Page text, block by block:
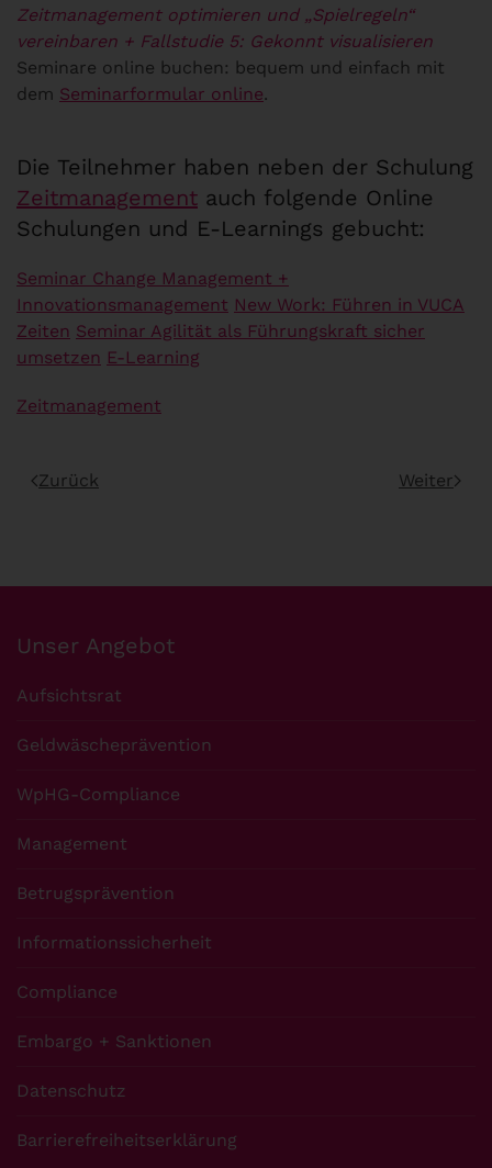
Zeitmanagement optimieren und „Spielregeln“
vereinbaren + Fallstudie 5: Gekonnt visualisieren
Seminare online buchen: bequem und einfach mit
dem Seminarformular online.
Die Teilnehmer haben neben der Schulung
Zeitmanagement auch folgende Online
Schulungen und E-Learnings gebucht:
Seminar Change Management +
Innovationsmanagement New Work: Führen in VUCA
Zeiten Seminar Agilität als Führungskraft sicher
umsetzen E-Learning
Zeitmanagement
Zurück Weiter
Unser Angebot
Aufsichtsrat
Geldwäscheprävention
WpHG-Compliance
Management
Betrugsprävention
Informationssicherheit
Compliance
Embargo + Sanktionen
Datenschutz
Barrierefreiheitserklärung